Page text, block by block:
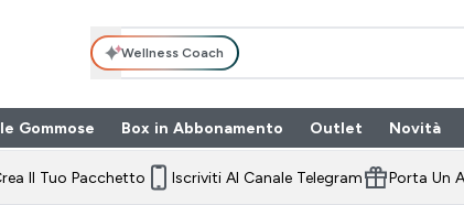
Wellness Coach
Gommose Box in AbbonamentoEnter Box in
⌄ Outlet Novità
Il Tuo Pacchetto Iscriviti Al Canale Telegram Porta Un